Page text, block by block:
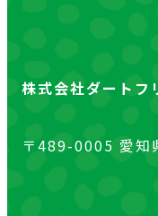
株式会社ダートフ
〒489-0005 愛知